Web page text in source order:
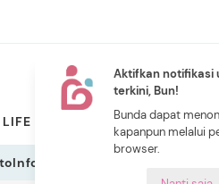
Aktifkan notifikasi
terkini, Bun!
Bunda dapat
kapanpun melalui
browser.
PILIHAN BUNDA
NEW
Infografis